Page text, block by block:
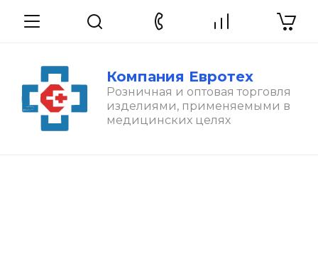
Компания Евротех
Розничная и оптовая торговля
изделиями, применяемыми в
медицинских целях